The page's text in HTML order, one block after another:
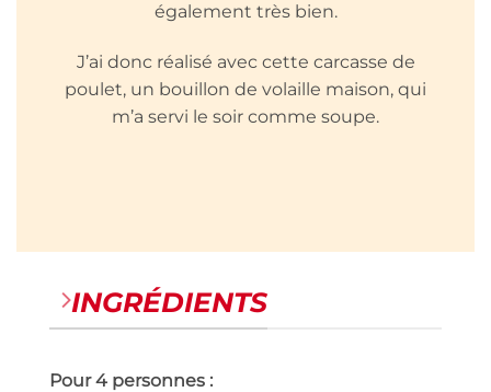
également très bien.
J’ai donc réalisé avec cette carcasse de
poulet, un bouillon de volaille maison, qui
m’a servi le soir comme soupe.
INGRÉDIENTS
Pour 4 personnes :